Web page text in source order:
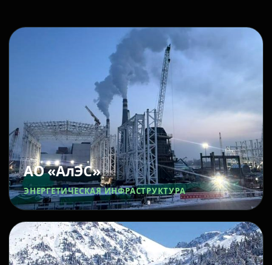
АО «АлЭС»
ЭНЕРГЕТИЧЕСКАЯ ИНФРАСТРУКТУРА